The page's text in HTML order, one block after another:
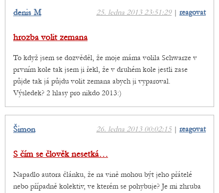
25. ledna 2013 23:51:29| reagovat
denis M
hrozba volit zemana
To když jsem se dozvěděl, že moje máma volila Schwarze v
prvním kole tak jsem ji řekl, že v druhém kole jestli zase
půjde tak já půjdu volit zemana abych ji vyparoval.
Výsledek? 2 hlasy pro nikdo 2013:)
26. ledna 2013 00:02:15| reagovat
Šimon
S čím se člověk nesetká…
Napadlo autora článku, že na vině mohou být jeho přátelé
nebo případně kolektiv, ve kterém se pohybuje? Je mi zhruba